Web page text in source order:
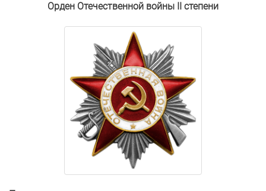
Орден Отечественной войны II степени